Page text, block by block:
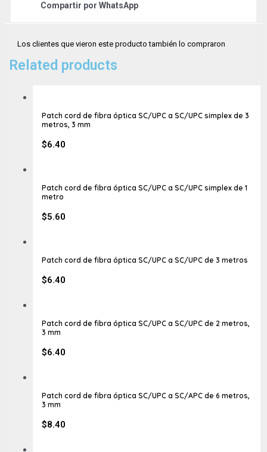
Compartir por WhatsApp
Los clientes que vieron este producto también lo compraron
Related products
Patch cord de fibra óptica SC/UPC a SC/UPC simplex de 3
metros, 3 mm
$6.40
Patch cord de fibra óptica SC/UPC a SC/UPC simplex de 1
metro
$5.60
Patch cord de fibra óptica SC/UPC a SC/UPC de 3 metros
$6.40
Patch cord de fibra óptica SC/UPC a SC/UPC de 2 metros,
3 mm
$6.40
Patch cord de fibra óptica SC/UPC a SC/APC de 6 metros,
3 mm
$8.40